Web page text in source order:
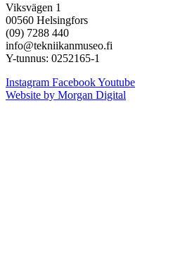
Viksvägen 1
00560 Helsingfors
(09) 7288 440
info@tekniikanmuseo.fi
Y-tunnus: 0252165-1
Instagram FacebookYoutube
Website by Morgan Digital